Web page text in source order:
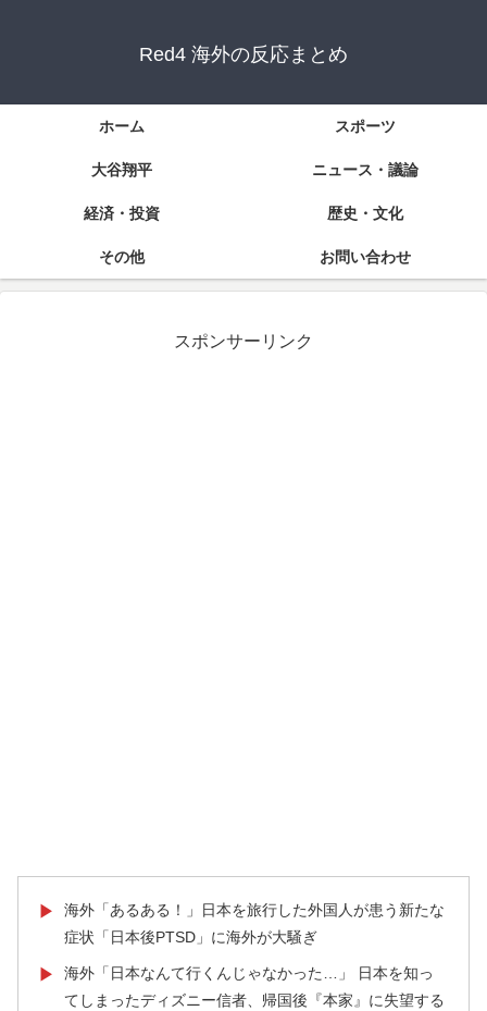
Red4 海外の反応まとめ
ホーム スポーツ
大谷翔平 ニュース・議論
経済・投資 歴史・文化
その他 お問い合わせ
スポンサーリンク
▶
海外「あるある！」日本を旅行した外国人が患う新たな
症状「日本後PTSD」に海外が大騒ぎ
▶
海外「日本なんて行くんじゃなかった…」 日本を知っ
てしまったディズニー信者、帰国後『本家』に失望する